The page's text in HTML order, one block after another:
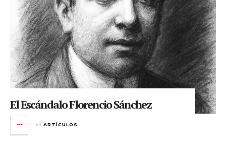
El Escándalo Florencio Sánchez
en ARTÍCULOS